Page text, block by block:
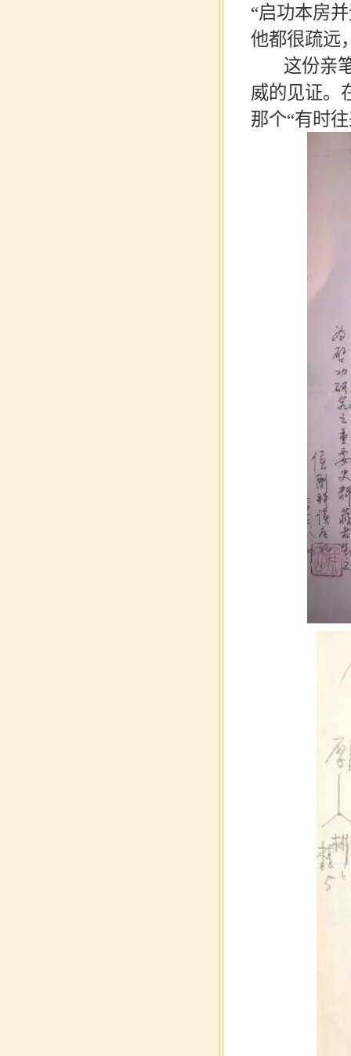
“启功本房
他都很疏远
这份亲笔
威的见证。
那个“有时